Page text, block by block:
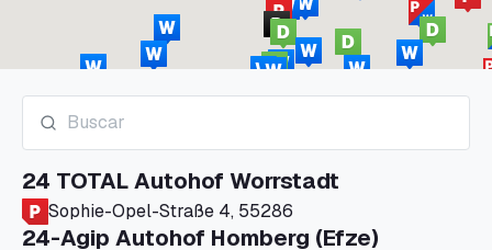
24 TOTAL Autohof Worrstadt
Sophie-Opel-Straße 4, 55286
24-Agip Autohof Homberg (Efze)